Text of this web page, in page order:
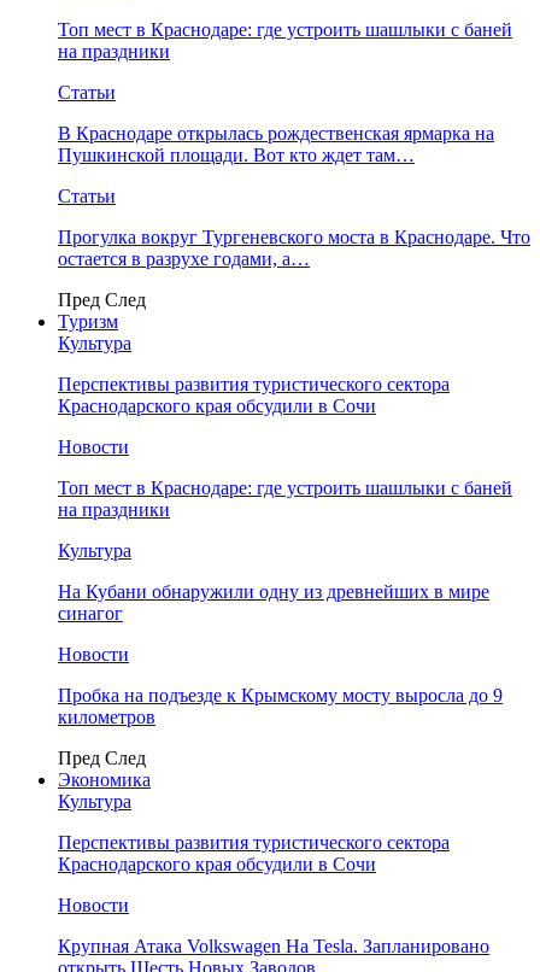
Топ мест в Краснодаре: где устроить шашлыки с баней
на праздники
Статьи
В Краснодаре открылась рождественская ярмарка на
Пушкинской площади. Вот кто ждет там…
Статьи
Прогулка вокруг Тургеневского моста в Краснодаре. Что
остается в разрухе годами, а…
Пред След
Туризм
Культура
Перспективы развития туристического сектора
Краснодарского края обсудили в Сочи
Новости
Топ мест в Краснодаре: где устроить шашлыки с баней
на праздники
Культура
На Кубани обнаружили одну из древнейших в мире
синагог
Новости
Пробка на подъезде к Крымскому мосту выросла до 9
километров
Пред След
Экономика
Культура
Перспективы развития туристического сектора
Краснодарского края обсудили в Сочи
Новости
Крупная Атака Volkswagen На Tesla. Запланировано
открыть Шесть Новых Заводов